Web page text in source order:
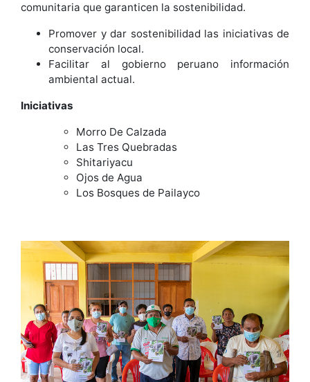
comunitaria que garanticen la sostenibilidad.
Promover y dar sostenibilidad las iniciativas de
conservación local.
Facilitar al gobierno peruano información
ambiental actual.
Iniciativas
Morro De Calzada
Las Tres Quebradas
Shitariyacu
Ojos de Agua
Los Bosques de Pailayco